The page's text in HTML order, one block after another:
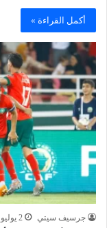
أكمل القراءة »
جرسيف سيتي 2 يوليو، 2023